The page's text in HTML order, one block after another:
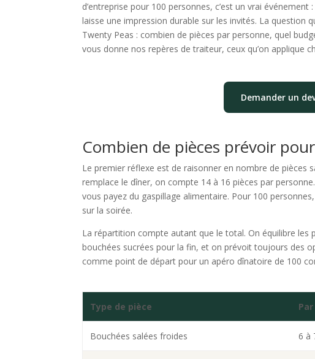
d’entreprise pour 100 personnes, c’est un vrai
laisse une impression durable sur les invités. La
Twenty Peas : combien de pièces par personne, quel
vous donne nos repères de traiteur, ceux qu’on applique
Demander un
Combien de pièces prévoir
Le premier réflexe est de raisonner en nombre de pièces
remplace le dîner, on compte 14 à 16 pièces par
vous payez du gaspillage alimentaire. Pour 100
sur la soirée.
La répartition compte autant que le total. On équilibre les
bouchées sucrées pour la fin, et on prévoit toujours des
comme point de départ pour un apéro dînatoire de 100
Type de pièce
Bouchées salées froides 6 à